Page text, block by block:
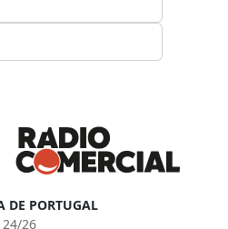
DE PORTUGAL
24/26